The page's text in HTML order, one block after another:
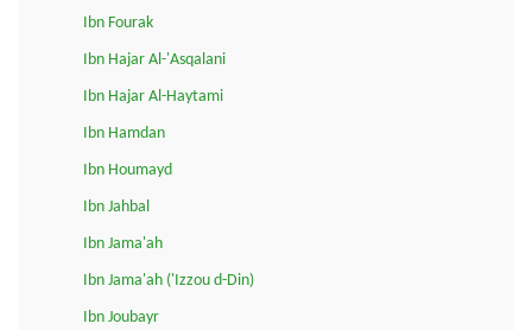
Ibn Fourak
Ibn Hajar Al-'Asqalani
Ibn Hajar Al-Haytami
Ibn Hamdan
Ibn Houmayd
Ibn Jahbal
Ibn Jama'ah
Ibn Jama'ah ('Izzou d-Din)
Ibn Joubayr